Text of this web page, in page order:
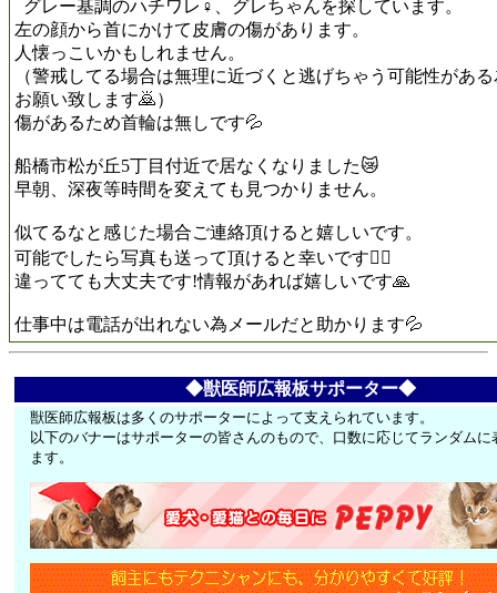
グレー基調のハチワレ♀、グレちゃんを探しています。
左の顔から首にかけて皮膚の傷があります。
人懐っこいかもしれません。
（警戒してる場合は無理に近づくと逃げちゃう可能性があ
お願い致します🙇）
傷があるため首輪は無しです💦
船橋市松が丘5丁目付近で居なくなりました😿
早朝、深夜等時間を変えても見つかりません。
似てるなと感じた場合ご連絡頂けると嬉しいです。
可能でしたら写真も送って頂けると幸いです🙂‍↕️
違ってても大丈夫です!情報があれば嬉しいです🙏
仕事中は電話が出れない為メールだと助かります💦
◆獣医師広報板サポーター◆
獣医師広報板は多くのサポーターによって支えられています。
以下のバナーはサポーターの皆さんのもので、口数に応じてランダムに
ます。